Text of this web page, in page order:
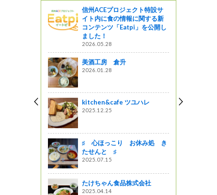
信州ACEプロジェクト特設サ
イト内に食の情報に関する新
コンテンツ「Eatpi」を公開し
ました！
2026.05.28
美酒工房 倉升
2026.01.28
kitchen&cafe ツユハレ
2025.12.25
♯ 心ほっこり お休み処 き
たせんと ♯
2025.07.15
たけちゃん食品株式会社
2025.04.14